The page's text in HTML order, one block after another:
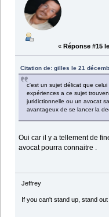
« Réponse #15
Citation de: gilles le 21
c'est un sujet délicat que
expériences a ce sujet
juridictionnelle ou un avocat
avantageux de se lancer la
Oui car il y a tellement de
avocat pourra connaitre .
Jeffrey
If you can't stand up, stand out